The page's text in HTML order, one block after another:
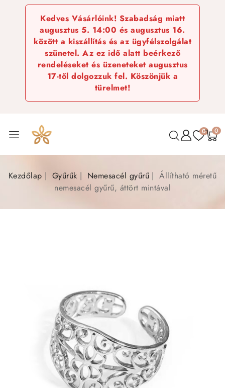
Kedves Vásárlóink! Szabadság miatt
augusztus 5. 14:00 és augusztus 16.
között a kiszállítás és az ügyfélszolgálat
szünetel. Az ez idő alatt beérkező
rendeléseket és üzeneteket augusztus
17-től dolgozzuk fel. Köszönjük a
türelmet!
0 0
Kezdőlap Gyűrűk Nemesacél gyűrű
Állítható méretű
nemesacél gyűrű, áttört mintával